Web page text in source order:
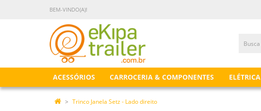
BEM-VINDO(A)!
ACESSÓRIOS CARROCERIA & COMPONENTES ELÉTRICA
Trinco Janela Setz - Lado direito